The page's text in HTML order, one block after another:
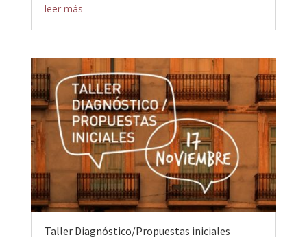
leer más
Taller Diagnóstico/Propuestas iniciales